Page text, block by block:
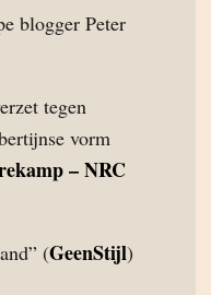
blogger Peter
tegen
vorm
– NRC
(GeenStijl)